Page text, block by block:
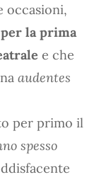
occasioni,
la prima
e che
audentes
per primo il
spesso